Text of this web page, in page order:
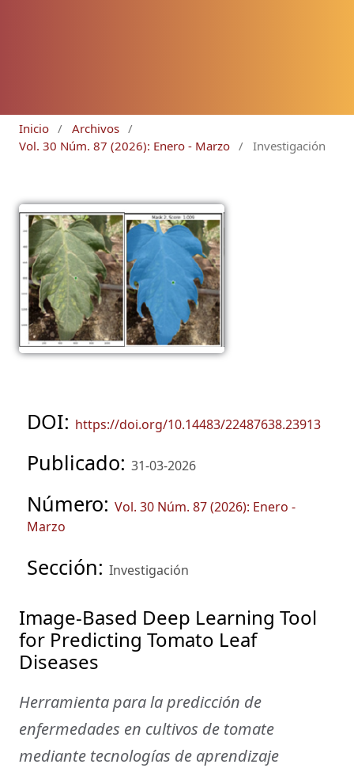
Inicio / Archivos /
Vol. 30 Núm. 87 (2026): Enero - Marzo / Investigación
DOI: https://doi.org/10.14483/22487638.23913
Publicado: 31-03-2026
Número: Vol. 30 Núm. 87 (2026): Enero -
Marzo
Sección: Investigación
Image-Based Deep Learning Tool
for Predicting Tomato Leaf
Diseases
Herramienta para la predicción de
enfermedades en cultivos de tomate
mediante tecnologías de aprendizaje